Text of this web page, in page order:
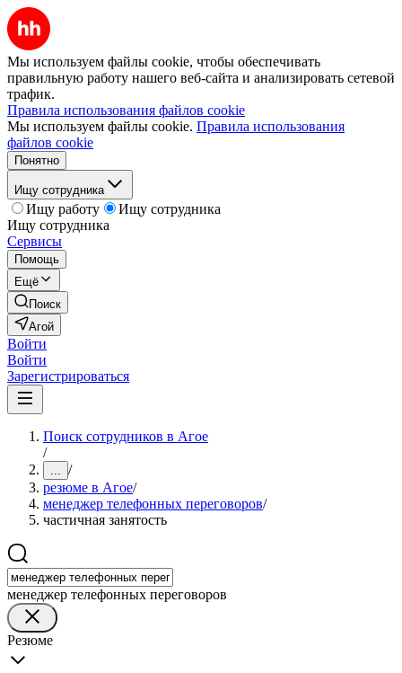
Мы используем файлы cookie, чтобы обеспечивать
правильную работу нашего веб-сайта и анализировать сетевой
трафик.
Правила использования файлов cookie
Мы используем файлы cookie. Правила использования
файлов cookie
Понятно
Ищу сотрудника
Ищу работу
Ищу сотрудника
Ищу сотрудника
Сервисы
Помощь
Ещё
Поиск
Агой
Войти
Войти
Зарегистрироваться
Поиск сотрудников в Агое
/
... /
резюме в Агое/
менеджер телефонных переговоров/
частичная занятость
менеджер телефонных переговоров
Резюме